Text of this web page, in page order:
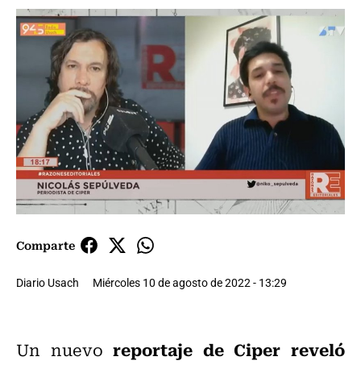
Comparte
Diario Usach Miércoles 10 de agosto de 2022 - 13:29
Un nuevo reportaje de Ciper reveló